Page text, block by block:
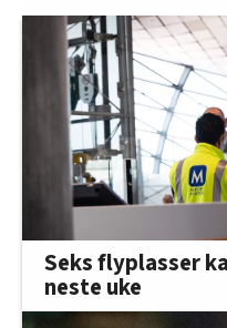
Seks flyplasser
neste uke